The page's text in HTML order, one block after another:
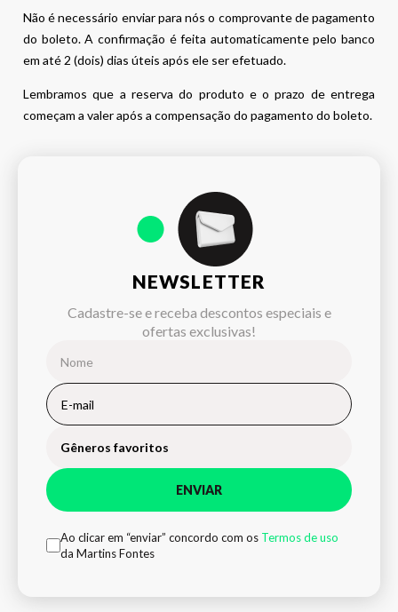
Não é necessário enviar para nós o comprovante de pagamento
do boleto. A confirmação é feita automaticamente pelo banco
em até 2 (dois) dias úteis após ele ser efetuado.
Lembramos que a reserva do produto e o prazo de entrega
começam a valer após a compensação do pagamento do boleto.
NEWSLETTER
Cadastre-se e receba descontos especiais e
ofertas exclusivas!
Gêneros favoritos
ENVIAR
Ao clicar em “enviar” concordo com os Termos de uso
da Martins Fontes